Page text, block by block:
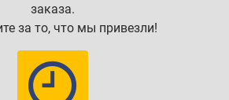
заказа.
за то, что мы привезли!